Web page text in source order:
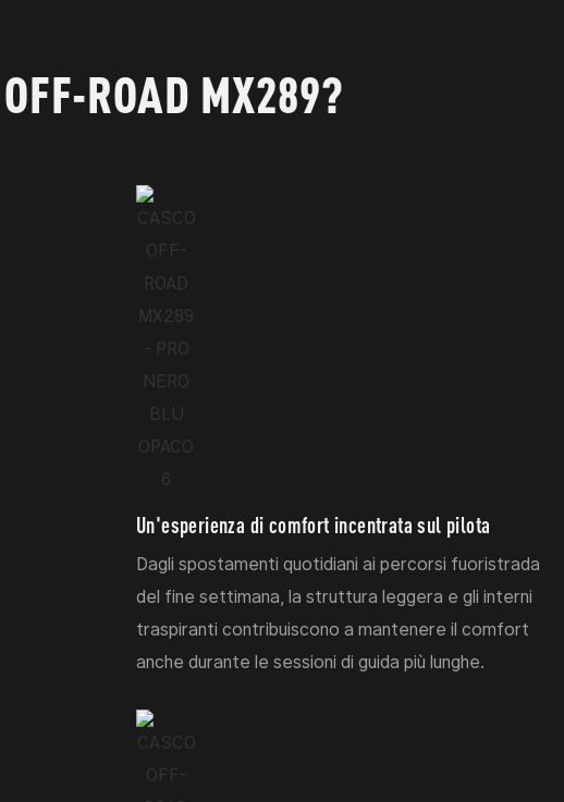
ROAD MX289?
Un'esperienza di comfort incentrata sul pilota
Dagli spostamenti quotidiani ai percorsi fuoristrada
del fine settimana, la struttura leggera e gli interni
traspiranti contribuiscono a mantenere il comfort
anche durante le sessioni di guida più lunghe.